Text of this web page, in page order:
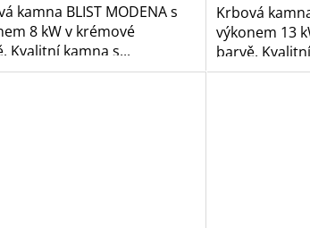
kamna BLIST MODENA s
8 kW v krémové
Kvalitní kamna s...
Krbová
výkonem 13
barvě.